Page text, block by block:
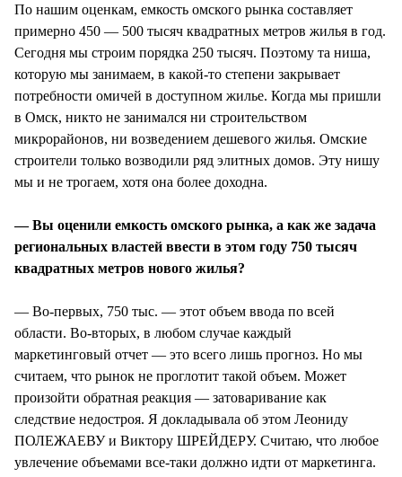
По нашим оценкам, емкость омского рынка составляет
примерно 450 — 500 тысяч квадратных метров жилья в год.
Сегодня мы строим порядка 250 тысяч. Поэтому та ниша,
которую мы занимаем, в какой-то степени закрывает
потребности омичей в доступном жилье. Когда мы пришли
в Омск, никто не занимался ни строительством
микрорайонов, ни возведением дешевого жилья. Омские
строители только возводили ряд элитных домов. Эту нишу
мы и не трогаем, хотя она более доходна.
— Вы оценили емкость омского рынка, а как же задача
региональных властей ввести в этом году 750 тысяч
квадратных метров нового жилья?
— Во-первых, 750 тыс. — этот объем ввода по всей
области. Во-вторых, в любом случае каждый
маркетинговый отчет — это всего лишь прогноз. Но мы
считаем, что рынок не проглотит такой объем. Может
произойти обратная реакция — затоваривание как
следствие недостроя. Я докладывала об этом Леониду
ПОЛЕЖАЕВУ и Виктору ШРЕЙДЕРУ. Считаю, что любое
увлечение объемами все-таки должно идти от маркетинга.